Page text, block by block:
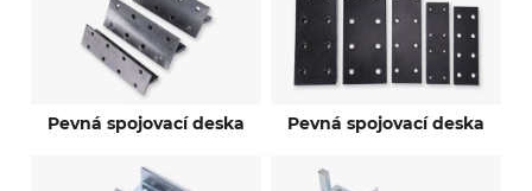
Pevná spojovací deska Pevná spojovací deska